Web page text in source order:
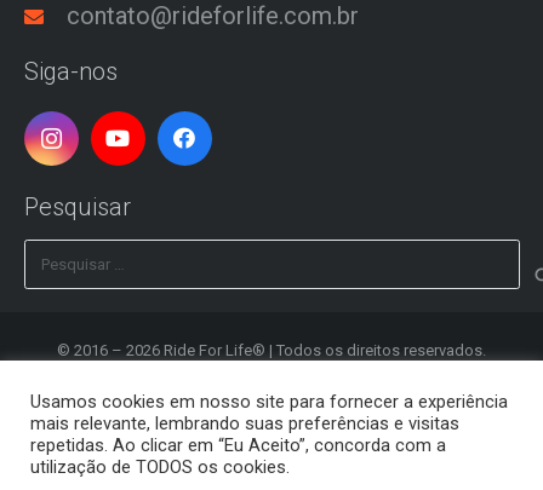
contato@rideforlife.com.br
Siga-nos
Pesquisar
© 2016 – 2026 Ride For Life® | Todos os direitos reservados.
Política de Privacidade
Registrar
Usamos cookies em nosso site para fornecer a experiência
mais relevante, lembrando suas preferências e visitas
repetidas. Ao clicar em “Eu Aceito”, concorda com a
utilização de TODOS os cookies.